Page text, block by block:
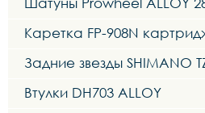
Каретка FP-908N
Задние звезды SHIMANO
Втулки DH703 ALLOY